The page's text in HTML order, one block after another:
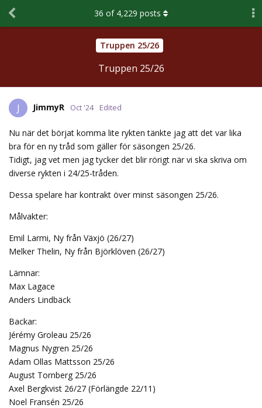
Truppen 25/26
Truppen 25/26
36 of 4,229 posts
J JimmyR Oct '24 Edited
Nu när det börjat komma lite rykten tänkte jag att det var lika
bra för en ny tråd som gäller för säsongen 25/26.
Tidigt, jag vet men jag tycker det blir rörigt när vi ska skriva om
diverse rykten i 24/25-tråden.
Dessa spelare har kontrakt över minst säsongen 25/26.
Målvakter:
Emil Larmi, Ny från Växjö (26/27)
Melker Thelin, Ny från Björklöven (26/27)
Lämnar:
Max Lagace
Anders Lindbäck
Backar:
Jérémy Groleau 25/26
Magnus Nygren 25/26
Adam Ollas Mattsson 25/26
August Tornberg 25/26
Axel Bergkvist 26/27 (Förlängde 22/11)
Noel Fransén 25/26